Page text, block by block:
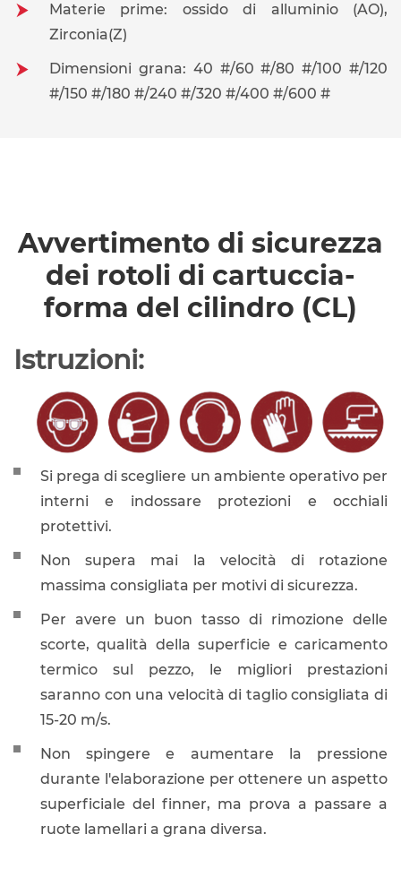
Materie prime: ossido di alluminio (AO),
Zirconia(Z)
Dimensioni grana: 40 #/60 #/80 #/100 #/120
#/150 #/180 #/240 #/320 #/400 #/600 #
Avvertimento di sicurezza
dei rotoli di cartuccia-
forma del cilindro (CL)
Istruzioni:
Si prega di scegliere un ambiente operativo per
interni e indossare protezioni e occhiali
protettivi.
Non supera mai la velocità di rotazione
massima consigliata per motivi di sicurezza.
Per avere un buon tasso di rimozione delle
scorte, qualità della superficie e caricamento
termico sul pezzo, le migliori prestazioni
saranno con una velocità di taglio consigliata di
15-20 m/s.
Non spingere e aumentare la pressione
durante l'elaborazione per ottenere un aspetto
superficiale del finner, ma prova a passare a
ruote lamellari a grana diversa.